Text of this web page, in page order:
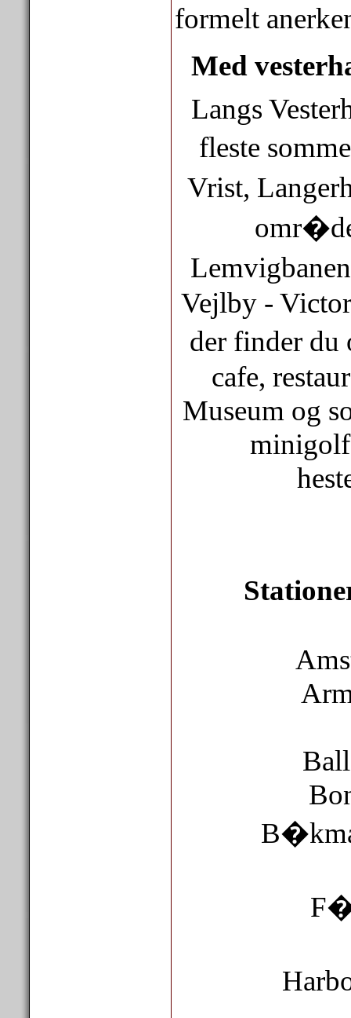
formelt
Med
Langs
fleste
Vrist,
Vejlby -
der finder
cafe,
Museum og